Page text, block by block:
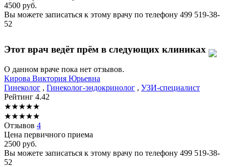
4500 руб.
Вы можете записаться к этому врачу по телефону 499 519-38-
52
Этот врач ведёт прём в следующих клиниках
О данном враче пока нет отзывов.
Кирова Виктория Юрьевна
Гинеколог , Гинеколог-эндокринолог , УЗИ-специалист
Рейтинг 4.42
★★★★★
★★★★★
Отзывов 4
Цена первичного приема
2500 руб.
Вы можете записаться к этому врачу по телефону 499 519-38-
52